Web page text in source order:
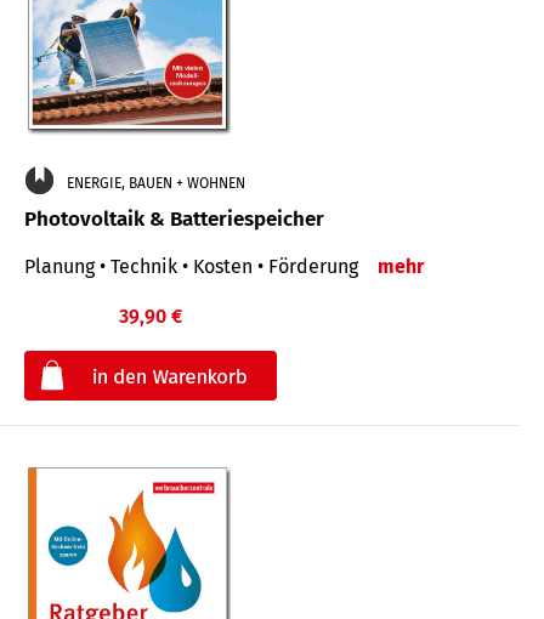
ENERGIE, BAUEN + WOHNEN
Photovoltaik & Batteriespeicher
Planung • Technik • Kosten • Förderung mehr
39,90 €